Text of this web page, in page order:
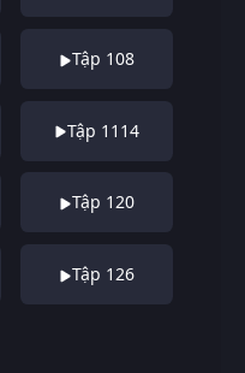
Tập 108
Tập 1114
Tập 120
Tập 126